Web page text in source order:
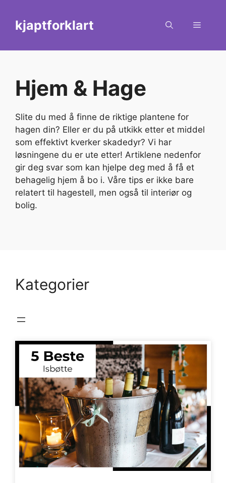
contentkjaptforklart Menu
Hjem & Hage
Slite du med å finne de riktige plantene for
hagen din? Eller er du på utkikk etter et middel
som effektivt kverker skadedyr? Vi har
løsningene du er ute etter! Artiklene nedenfor
gir deg svar som kan hjelpe deg med å få et
behagelig hjem å bo i. Våre tips er ikke bare
relatert til hagestell, men også til interiør og
bolig.
Kategorier